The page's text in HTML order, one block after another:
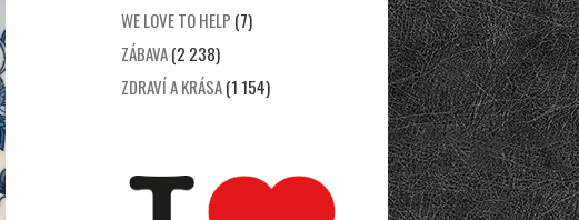
WE LOVE TO HELP (7)
ZÁBAVA(2 238)
ZDRAVÍ A KRÁSA(1 154)